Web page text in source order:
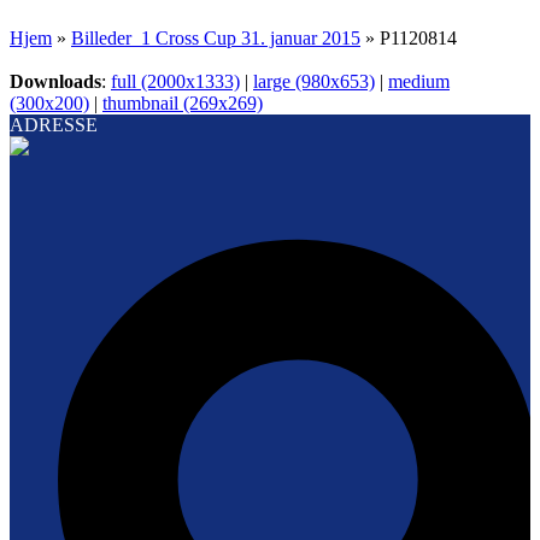
Hjem » Billeder_1 Cross Cup 31. januar 2015 » P1120814
Downloads: full (2000x1333) | large (980x653) | medium
(300x200) | thumbnail (269x269)
ADRESSE